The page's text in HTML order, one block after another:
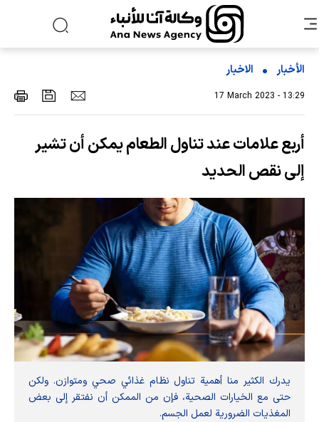
الأخبار الاخبار
17 March 2023 - 13:29
أربع علامات عند تناول الطعام يمكن أن تشير
إلى نقص الحديد
يدرك الكثير منا أهمية تناول نظام غذائي صحي ومتوازن. ولكن
حتى مع الخيارات الصحية، فإن من الممكن أن نفتقر إلى بعض
المغذيات الضرورية لعمل الجسم.